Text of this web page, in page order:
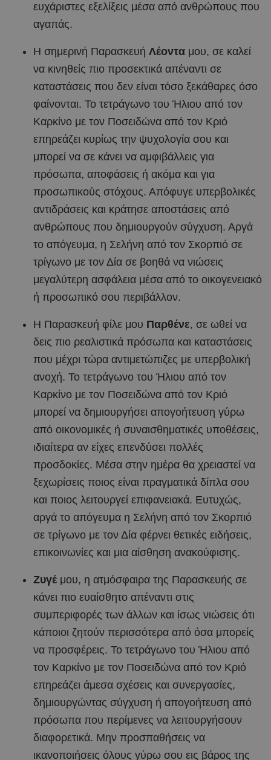
ευχάριστες εξελίξεις μέσα από ανθρώπους που
αγαπάς.
Η σημερινή Παρασκευή Λέοντα μου, σε καλεί
να κινηθείς πιο προσεκτικά απέναντι σε
καταστάσεις που δεν είναι τόσο ξεκάθαρες όσο
φαίνονται. Το τετράγωνο του Ήλιου από τον
Καρκίνο με τον Ποσειδώνα από τον Κριό
επηρεάζει κυρίως την ψυχολογία σου και
μπορεί να σε κάνει να αμφιβάλλεις για
πρόσωπα, αποφάσεις ή ακόμα και για
προσωπικούς στόχους. Απόφυγε υπερβολικές
αντιδράσεις και κράτησε αποστάσεις από
ανθρώπους που δημιουργούν σύγχυση. Αργά
το απόγευμα, η Σελήνη από τον Σκορπιό σε
τρίγωνο με τον Δία σε βοηθά να νιώσεις
μεγαλύτερη ασφάλεια μέσα από το οικογενειακό
ή προσωπικό σου περιβάλλον.
Η Παρασκευή φίλε μου Παρθένε, σε ωθεί να
δεις πιο ρεαλιστικά πρόσωπα και καταστάσεις
που μέχρι τώρα αντιμετώπιζες με υπερβολική
ανοχή. Το τετράγωνο του Ήλιου από τον
Καρκίνο με τον Ποσειδώνα από τον Κριό
μπορεί να δημιουργήσει απογοήτευση γύρω
από οικονομικές ή συναισθηματικές υποθέσεις,
ιδιαίτερα αν είχες επενδύσει πολλές
προσδοκίες. Μέσα στην ημέρα θα χρειαστεί να
ξεχωρίσεις ποιος είναι πραγματικά δίπλα σου
και ποιος λειτουργεί επιφανειακά. Ευτυχώς,
αργά το απόγευμα η Σελήνη από τον Σκορπιό
σε τρίγωνο με τον Δία φέρνει θετικές ειδήσεις,
επικοινωνίες και μια αίσθηση ανακούφισης.
Ζυγέ μου, η ατμόσφαιρα της Παρασκευής σε
κάνει πιο ευαίσθητο απέναντι στις
συμπεριφορές των άλλων και ίσως νιώσεις ότι
κάποιοι ζητούν περισσότερα από όσα μπορείς
να προσφέρεις. Το τετράγωνο του Ήλιου από
τον Καρκίνο με τον Ποσειδώνα από τον Κριό
επηρεάζει άμεσα σχέσεις και συνεργασίες,
δημιουργώντας σύγχυση ή απογοήτευση από
πρόσωπα που περίμενες να λειτουργήσουν
διαφορετικά. Μην προσπαθήσεις να
ικανοποιήσεις όλους γύρω σου εις βάρος της